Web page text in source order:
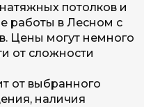
потолков и
работы в Лесном с
Цены могут немного
от сложности
от выбранного
наличия